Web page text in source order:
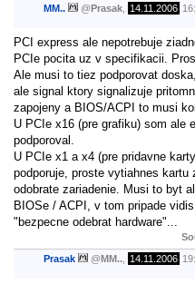
MM.. @Prasak 14.11.2006
PCI express ale nepotrebuje
PCIe pocita uz v specifikacii.
Ale musi to tiez podporovat
ale signal ktory signalizuje
zapojeny a BIOS/ACPI to musi
U PCIe x16 (pre grafiku) som ale
podporoval.
U PCIe x1 a x4 (pre pridavne
podporuje, proste vytiahnes
odobrate zariadenie. Musi to byt
BIOSe / ACPI, v tom pripade
"bezpecne odebrat hardware"...
Prasak @MM.. 14.11.2006